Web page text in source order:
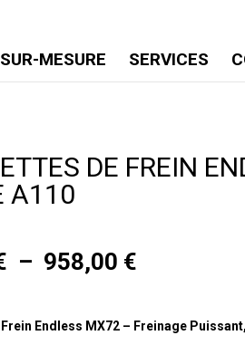
MESURE SERVICES
DE FREIN
A110
– 958,00 €
479,00 €
Endless MX72 – Freinage